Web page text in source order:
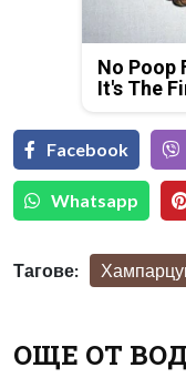
No Poop
It's The
Facebook
Whatsapp
Тагове:
ОЩЕ ОТ